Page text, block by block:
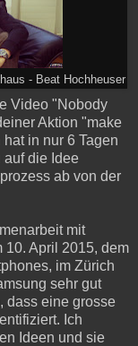
- Beat Hochheuser
Video "Nobody
Aktion "make
in nur 6 Tagen
auf die Idee
ab von der
mit
10. April 2015, dem
im Zürich
sehr gut
dass eine grosse
Ich
Ideen und sie